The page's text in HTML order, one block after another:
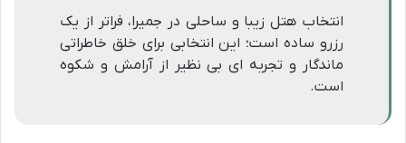
انتخاب هتل زیبا و ساحلی در جمیرا، فراتر از یک
رزرو ساده است؛ این انتخابی برای خلق خاطراتی
ماندگار و تجربه ای بی نظیر از آرامش و شکوه
است.